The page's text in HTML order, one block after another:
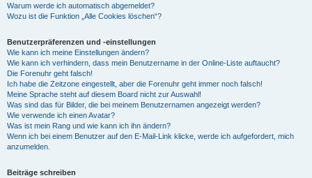
Warum werde ich automatisch abgemeldet?
Wozu ist die Funktion „Alle Cookies löschen“?
Benutzerpräferenzen und -einstellungen
Wie kann ich meine Einstellungen ändern?
Wie kann ich verhindern, dass mein Benutzername in der Online-Liste auftaucht?
Die Forenuhr geht falsch!
Ich habe die Zeitzone eingestellt, aber die Forenuhr geht immer noch falsch!
Meine Sprache steht auf diesem Board nicht zur Auswahl!
Was sind das für Bilder, die bei meinem Benutzernamen angezeigt werden?
Wie verwende ich einen Avatar?
Was ist mein Rang und wie kann ich ihn ändern?
Wenn ich bei einem Benutzer auf den E-Mail-Link klicke, werde ich aufgefordert, mich
anzumelden.
Beiträge schreiben